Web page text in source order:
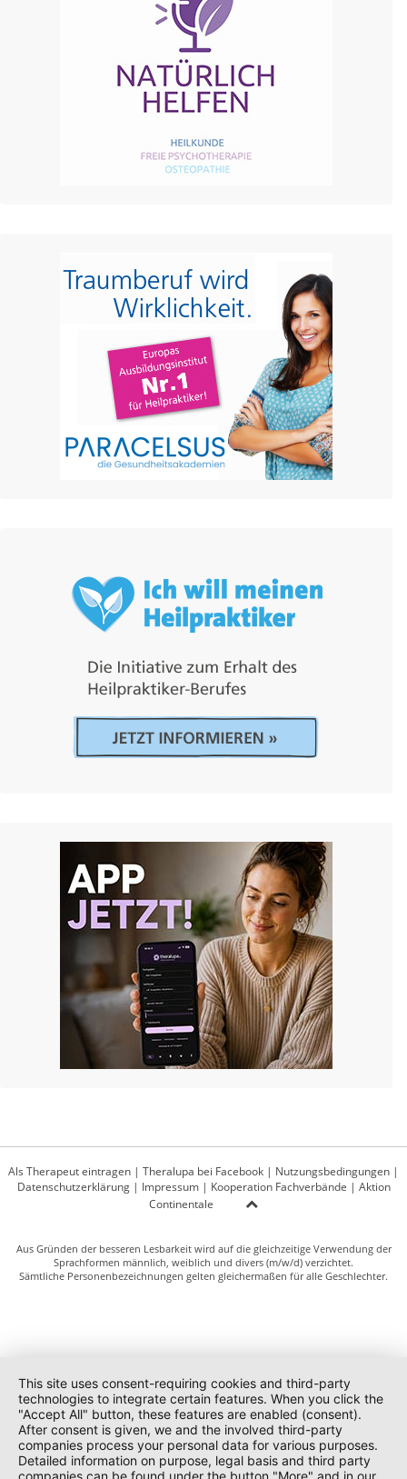
Als Therapeut eintragen | Theralupa bei Facebook | Nutzungsbedingungen |
Datenschutzerklärung| Impressum| Kooperation Fachverbände | Aktion
Continentale
Aus Gründen der besseren Lesbarkeit wird auf die gleichzeitige Verwendung der
Sprachformen männlich, weiblich und divers (m/w/d) verzichtet.
Sämtliche Personenbezeichnungen gelten gleichermaßen für alle Geschlechter.
This site uses consent-requiring cookies and third-party
technologies to integrate certain features. When you click the
"Accept All" button, these features are enabled (consent).
After consent is given, we and the involved third-party
companies process your personal data for various purposes.
Detailed information on purpose, legal basis and third party
companies can be found under the button "More" and in our